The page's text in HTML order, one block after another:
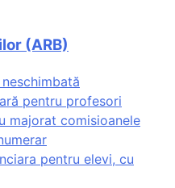
(ARB)
pentru profesori
majorat comisioanele
pentru elevi, cu